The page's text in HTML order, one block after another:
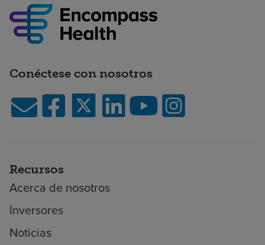
Conéctese con nosotros
Recursos
Acerca de nosotros
Inversores
Noticias